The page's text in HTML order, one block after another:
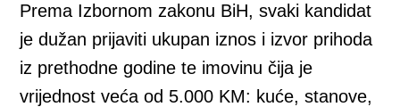
Prema Izbornom zakonu BiH, svaki kandidat
je dužan prijaviti ukupan iznos i izvor prihoda
iz prethodne godine te imovinu čija je
vrijednost veća od 5.000 KM: kuće, stanove,